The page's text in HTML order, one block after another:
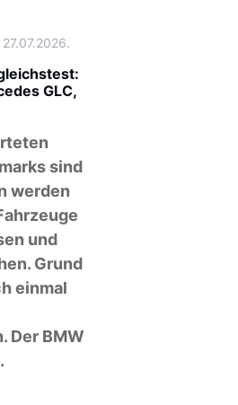
GLC,
sind
werden
und
Grund
einmal
Der BMW